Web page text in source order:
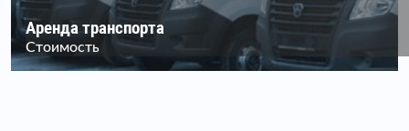
Аренда транспорта
Стоимость